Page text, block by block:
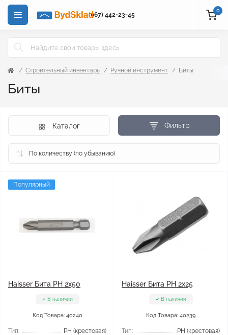
(067) 442-23-45
0
Строительный инвентарь Ручной инструмент Биты
Биты
Фильтр
Каталог
Популярный
Haisser Бита PH 2x50
В наличии
Код Товара: 40240
Тип:
РН (крестовая)
Haisser Бита PH 2x25
В наличии
Код Товара: 40239
Тип:
РН (крестовая)